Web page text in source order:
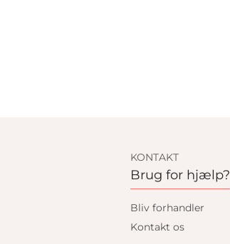
KONTAKT
Brug for hjælp?
Bliv forhandler
Kontakt os